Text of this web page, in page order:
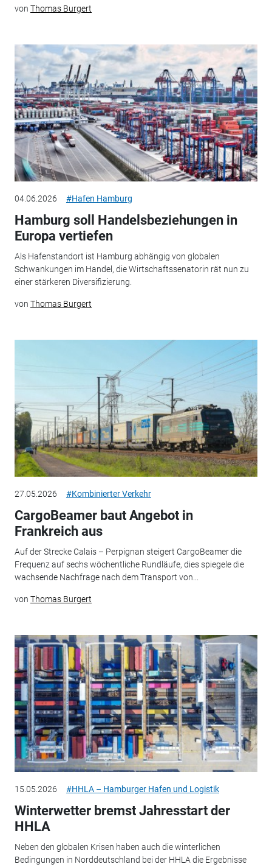
von Thomas Burgert
04.06.2026 #Hafen Hamburg
Hamburg soll Handelsbeziehungen in
Europa vertiefen
Als Hafenstandort ist Hamburg abhängig von globalen
Schwankungen im Handel, die Wirtschaftssenatorin rät nun zu
einer stärkeren Diversifizierung.
von Thomas Burgert
27.05.2026 #Kombinierter Verkehr
CargoBeamer baut Angebot in
Frankreich aus
Auf der Strecke Calais – Perpignan steigert CargoBeamer die
Frequenz auf sechs wöchentliche Rundläufe, dies spiegele die
wachsende Nachfrage nach dem Transport von...
von Thomas Burgert
15.05.2026 #HHLA – Hamburger Hafen und Logistik
Winterwetter bremst Jahresstart der
HHLA
Neben den globalen Krisen haben auch die winterlichen
Bedingungen in Norddeutschland bei der HHLA die Ergebnisse